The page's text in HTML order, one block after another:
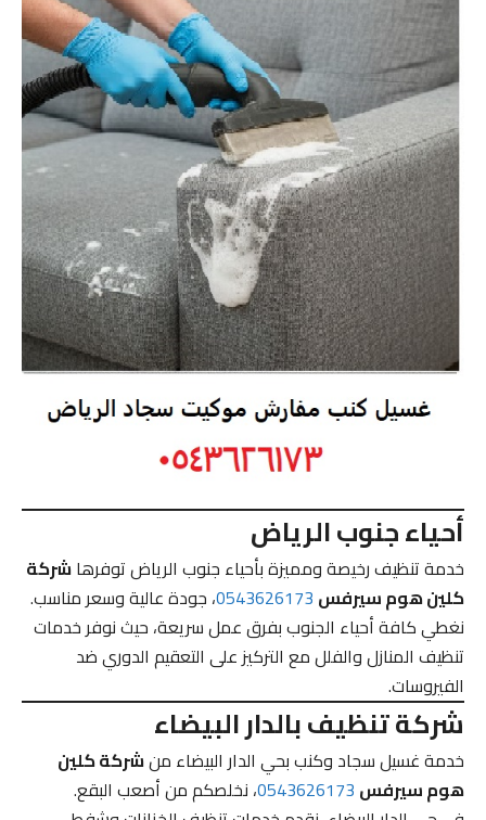
أحياء جنوب الرياض
خدمة تنظيف رخيصة ومميزة بأحياء جنوب الرياض توفرهاشركة
كلين هوم سيرفس0543626173، جودة عالية وسعر مناسب.
نغطي كافة أحياء الجنوب بفرق عمل سريعة، حيث نوفر خدمات
تنظيف المنازل والفلل مع التركيز على التعقيم الدوري ضد
الفيروسات.
شركة تنظيف بالدار البيضاء
خدمة غسيل سجاد وكنب بحي الدار البيضاء منشركة كلين
هوم سيرفس0543626173، نخلصكم من أصعب البقع.